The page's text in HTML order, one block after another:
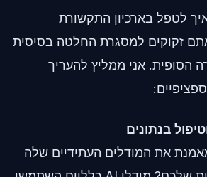
לטפל בארכיון התקשורת
זקוקים למסגרת החלטה בסיסית
הסופית. אני ממליץ להעריך
את המודלים העתידיים שלה